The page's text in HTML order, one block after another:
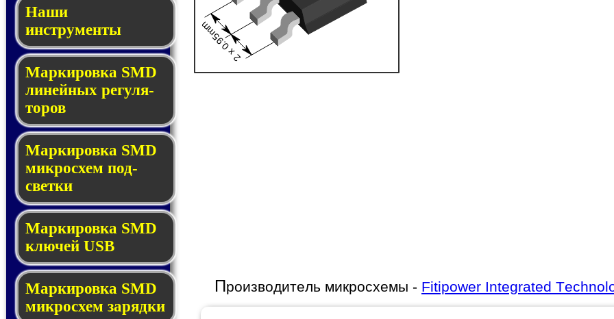
Наши
инструменты
Маркировка SMD
ли­ней­ных ре­гу­ля­
то­ров
Маркировка SMD
мик­ро­схем под­
свет­ки
Маркировка SMD
клю­чей USB
Маркировка SMD
мик­рос­хем за­ряд­ки
2 x 0.95mm
Производитель микросхемы - Fitipower Integrated